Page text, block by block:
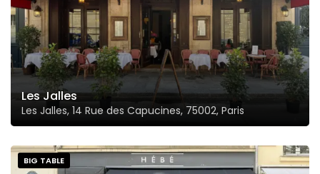
Les Jalles
Les Jalles, 14 Rue des Capucines, 75002, Paris
BIG TABLE